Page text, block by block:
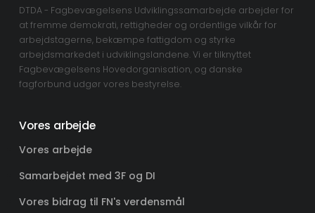
DTDA - Fagbevægelsens Udviklingssamarbejde arbejder for
at fremme demokrati, rettigheder og ordentlige vilkår for
arbejdstagerne, bekæmpe fattigdom og styrke
arbejdsmarkedet i udviklingslandene. Vi er tilknyttet
Fagbevægelsens Hovedorganisation, og danske
fagforbund udgør vores bestyrelse.
Vores arbejde
Vores arbejde
Samarbejdet med 3F og DI
Vores bidrag til FN's verdensmål